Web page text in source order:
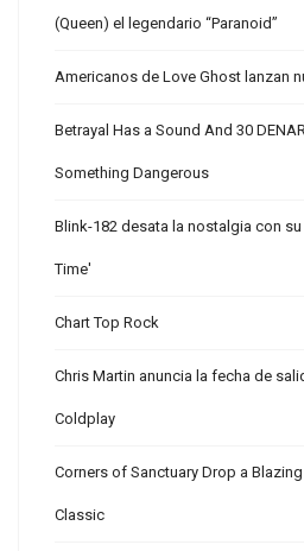
(Queen) el legendario “Paranoid”
Americanos de Love Ghost lanzan
Betrayal Has a Sound And 30
Something Dangerous
Blink-182 desata la nostalgia con
Time'
Chart Top Rock
Chris Martin anuncia la fecha de
Coldplay
Corners of Sanctuary Drop a
Classic